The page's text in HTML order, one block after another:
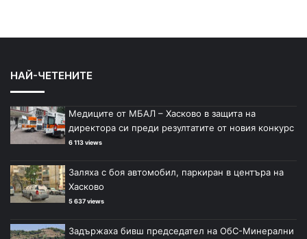
НАЙ-ЧЕТЕНИТЕ
Медиците от МБАЛ – Хасково в защита на
директора си преди резултатите от новия конкурс
6 113 views
Заляха с боя автомобил, паркиран в центъра на
Хасково
5 637 views
Задържаха бивш председател на ОбС-Минерални